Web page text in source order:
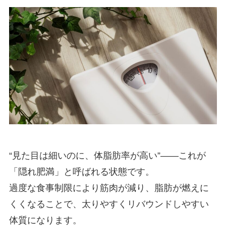
“見た目は細いのに、体脂肪率が高い”――これが
「隠れ肥満」と呼ばれる状態です。
過度な食事制限により筋肉が減り、脂肪が燃えに
くくなることで、太りやすくリバウンドしやすい
体質になります。